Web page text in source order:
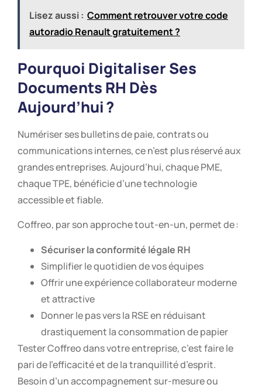
Lisez aussi : Comment retrouver votre code
autoradio Renault gratuitement ?
Pourquoi Digitaliser Ses
Documents RH Dès
Aujourd’hui ?
Numériser ses bulletins de paie, contrats ou
communications internes, ce n’est plus réservé aux
grandes entreprises. Aujourd’hui, chaque PME,
chaque TPE, bénéficie d’une technologie
accessible et fiable.
Coffreo, par son approche tout-en-un, permet de :
Sécuriser la conformité légale RH
Simplifier le quotidien de vos équipes
Offrir une expérience collaborateur moderne
et attractive
Donner le pas vers la RSE en réduisant
drastiquement la consommation de papier
Tester Coffreo dans votre entreprise, c’est faire le
pari de l’efficacité et de la tranquillité d’esprit.
Besoin d’un accompagnement sur-mesure ou